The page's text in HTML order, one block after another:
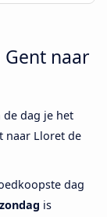
naar
dag je het
naar Lloret de
dag
zondag is